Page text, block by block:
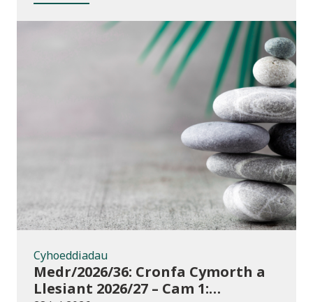
Cyhoeddiadau
Cyhoeddiadau
Medr/2026/36: Cronfa Cymorth a
Llesiant 2026/27 – Cam 1: